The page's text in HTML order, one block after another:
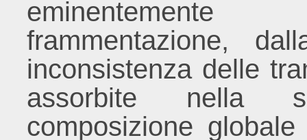
frammentazione,
inconsistenza delle
assorbite nella
composizione